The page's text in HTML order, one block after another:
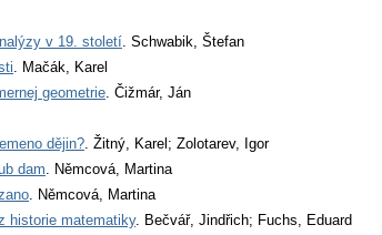
v 19. století . Schwabik, Štefan
. Mačák, Karel
geometrie . Čižmár, Ján
dějin? . Žitný, Karel; Zolotarev, Igor
dam . Němcová, Martina
. Němcová, Martina
historie matematiky. Bečvář, Jindřich; Fuchs, Eduard